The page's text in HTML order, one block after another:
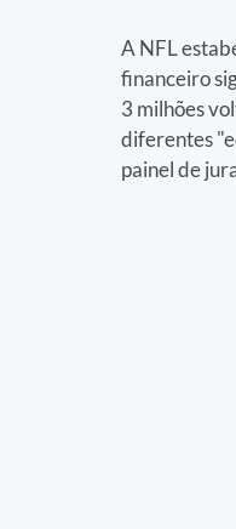
A NFL
financeiro
3 milhões
diferentes
painel de